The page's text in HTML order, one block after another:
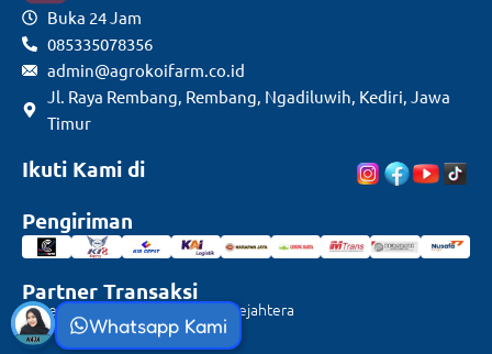
Buka 24 Jam
085335078356
admin@agrokoifarm.co.id
Jl. Raya Rembang, Rembang, Ngadiluwih, Kediri, Jawa
Timur
Ikuti Kami di
Pengiriman
Partner Transaksi
Rekening Mandiri CV. Agrotani Sejahtera
Whatsapp Kami